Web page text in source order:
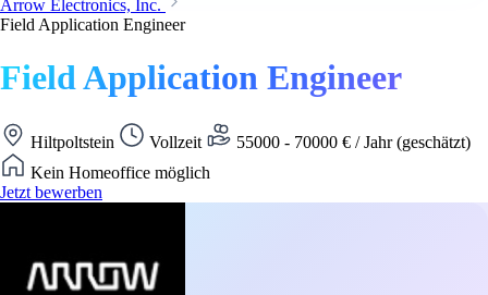
Arrow Electronics, Inc.
Field Application Engineer
Field Application Engineer
Hiltpoltstein Vollzeit
55000 - 70000 € / Jahr (geschätzt)
Kein Homeoffice möglich
Jetzt bewerben